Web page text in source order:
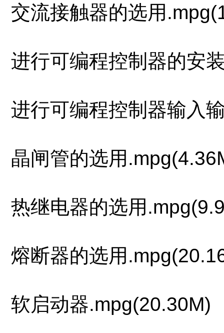
交流接触器的选用
进行可编程控制器的安
进行可编程控制器输入
晶闸管的选用
热继电器的选用
熔断器的选用
软启动器.mpg(20.30M)